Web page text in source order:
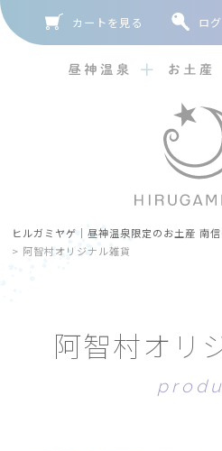
カートを見る ロ
ヒルガミヤゲ｜昼神温泉限定のお土産 南
> 阿智村オリジナル雑貨
阿智村オ リ
pro du